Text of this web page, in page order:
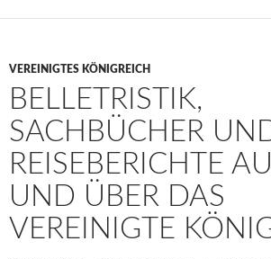
VEREINIGTES KÖNIGREICH
BELLETRISTIK,
SACHBÜCHER
REISEBERICHTE
UND ÜBER DAS
VEREINIGTE